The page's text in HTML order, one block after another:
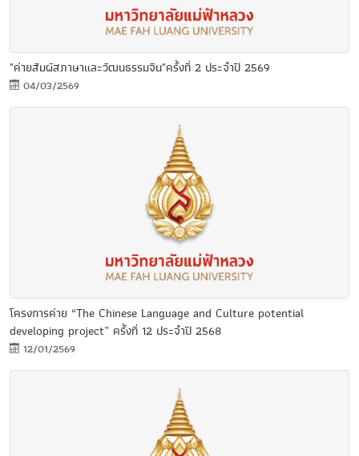
"ค่ายสัมผัสภาษาและวัฒนธรรมจีน"ครั้งที่ 2 ประจำปี 2569
04/03/2569
โครงการค่าย “The Chinese Language and Culture potential
developing project” ครั้งที่ 12 ประจำปี 2568
12/01/2569